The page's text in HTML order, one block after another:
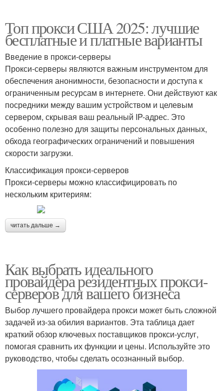
Топ прокси США 2025: лучшие
бесплатные и платные варианты
Введение в прокси-серверы
Прокси-серверы являются важным инструментом для
обеспечения анонимности, безопасности и доступа к
ограниченным ресурсам в интернете. Они действуют как
посредники между вашим устройством и целевым
сервером, скрывая ваш реальный IP-адрес. Это
особенно полезно для защиты персональных данных,
обхода географических ограничений и повышения
скорости загрузки.
Классификация прокси-серверов
Прокси-серверы можно классифицировать по
нескольким критериям:
читать дальше →
Как выбрать идеального
провайдера резидентных прокси-
серверов для вашего бизнеса
Выбор лучшего провайдера прокси может быть сложной
задачей из-за обилия вариантов. Эта таблица дает
краткий обзор ключевых поставщиков прокси-услуг,
помогая сравнить их функции и цены. Используйте это
руководство, чтобы сделать осознанный выбор.